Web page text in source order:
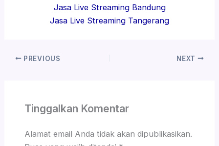
Jasa Live Streaming Bandung
Jasa Live Streaming Tangerang
PREVIOUS NEXT
Tinggalkan Komentar
Alamat email Anda tidak akan dipublikasikan.